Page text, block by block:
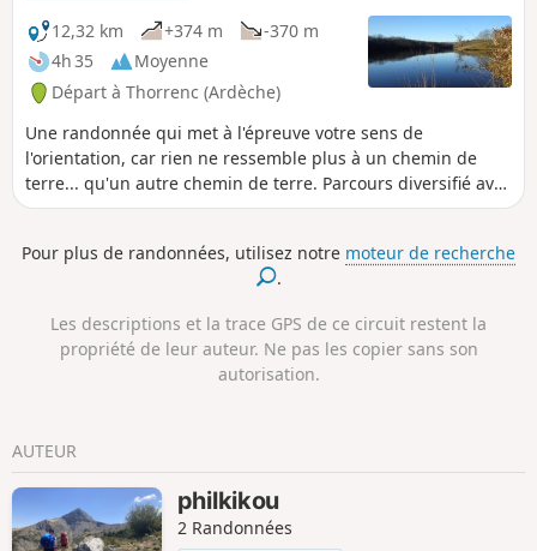
12,32 km
+374 m
-370 m
4h 35
Moyenne
Départ à Thorrenc (Ardèche)
Une randonnée qui met à l'épreuve votre sens de
l'orientation, car rien ne ressemble plus à un chemin de
terre... qu'un autre chemin de terre. Parcours diversifié avec
une belle vue sur les sommets ardéchois et ligériens (Loire
Pour plus de randonnées, utilisez notre moteur de recherche
.
Les descriptions et la trace GPS de ce circuit restent la
propriété de leur auteur. Ne pas les copier sans son
autorisation.
AUTEUR
philkikou
2 Randonnées